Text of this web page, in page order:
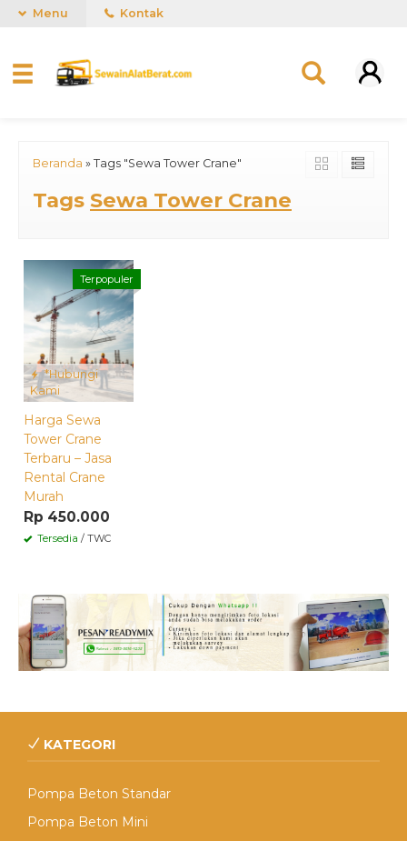
Menu Kontak
Beranda » Tags "Sewa Tower Crane"
Tags Sewa Tower Crane
*Hubungi
Kami
Terpopuler
Harga Sewa
Tower Crane
Terbaru – Jasa
Rental Crane
Murah
Rp 450.000
Tersedia / TWC
KATEGORI
Pompa Beton Standar
Pompa Beton Mini